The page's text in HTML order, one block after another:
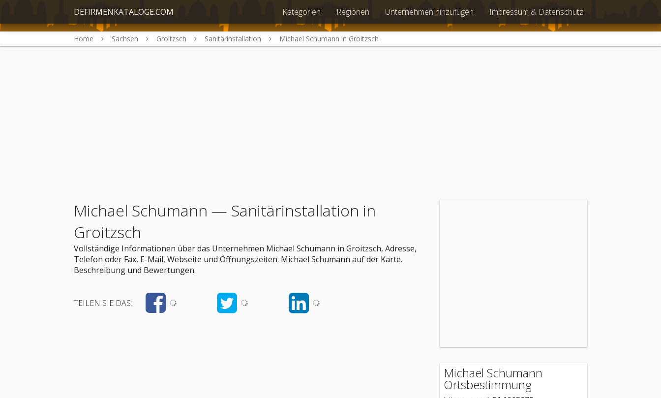
DEFIRMENKATALOGE.COM Kategorien Regionen Unternehmen hinzufügen Impressum & Datenschutz
Home Sachsen Groitzsch Sanitärinstallation Michael Schumann in Groitzsch
Michael Schumann — Sanitärinstallation in
Groitzsch
Vollständige Informationen über das Unternehmen Michael Schumann in Groitzsch, Adresse,
Telefon oder Fax, E-Mail, Webseite und Öffnungszeiten. Michael Schumann auf der Karte.
Beschreibung und Bewertungen.
TEILEN SIE DAS:
Michael Schumann
Ortsbestimmung